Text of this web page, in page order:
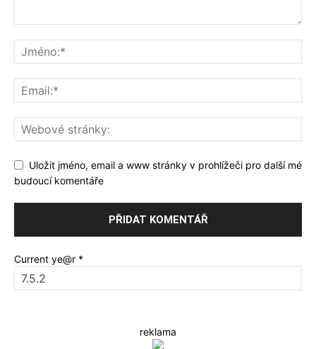
Uložit jméno, email a www stránky v prohlížeči pro další mé
budoucí komentáře
Current ye@r *
reklama